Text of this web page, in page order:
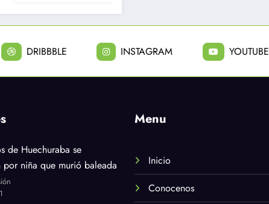
DRIBBBLE INSTAGRAM YOUTUBE
de Huechuraba se
por niña que murió baleada
Menu
Inicio
Conocenos